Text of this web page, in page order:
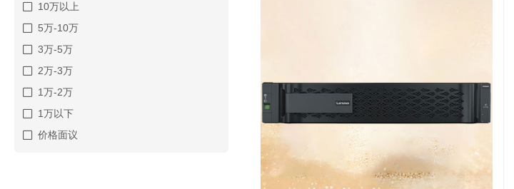
10万以上
5万-10万
3万-5万
2万-3万
1万-2万
1万以下
价格面议